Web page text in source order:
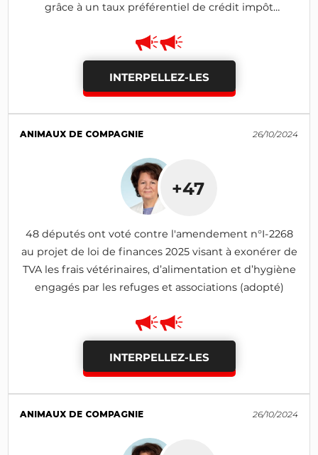
grâce à un taux préférentiel de crédit impôt
INTERPELLEZ-LES
ANIMAUX DE COMPAGNIE 26/10/2024
+47
48 députés ont voté contre l'amendement n°I-2268
au projet de loi de finances 2025 visant à exonérer de
TVA les frais vétérinaires, d’alimentation et d’hygiène
engagés par les refuges et associations (adopté)
INTERPELLEZ-LES
ANIMAUX DE COMPAGNIE 26/10/2024